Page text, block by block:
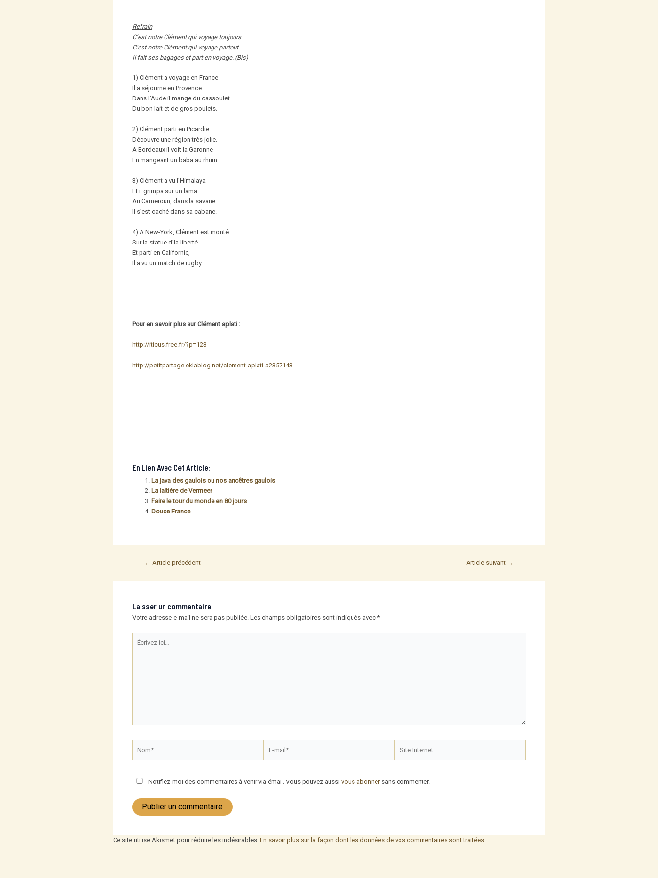
Refrain
C’est notre Clément qui voyage toujours
C’est notre Clément qui voyage partout.
Il fait ses bagages et part en voyage. (Bis)
1) Clément a voyagé en France
Il a séjourné en Provence.
Dans l’Aude il mange du cassoulet
Du bon lait et de gros poulets.
2) Clément parti en Picardie
Découvre une région très jolie.
A Bordeaux il voit la Garonne
En mangeant un baba au rhum.
3) Clément a vu l’Himalaya
Et il grimpa sur un lama.
Au Cameroun, dans la savane
Il s’est caché dans sa cabane.
4) A New-York, Clément est monté
Sur la statue d’la liberté.
Et parti en Californie,
Il a vu un match de rugby.
Pour en savoir plus sur Clément aplati :
http://iticus.free.fr/?p=123
http://petitpartage.eklablog.net/clement-aplati-a2357143
En Lien Avec Cet Article:
La java des gaulois ou nos ancêtres gaulois
La laitière de Vermeer
Faire le tour du monde en 80 jours
Douce France
Post← Article précédent Article suivant →
Laisser un commentaire
Votre adresse e-mail ne sera pas publiée. Les champs obligatoires sont indiqués avec *
ici…
mail*
Internet
Notifiez-moi des commentaires à venir via émail. Vous pouvez aussi vous abonnersans commenter.
Ce site utilise Akismet pour réduire les indésirables. En savoir plus sur la façon dont les données de vos commentaires sont traitées.